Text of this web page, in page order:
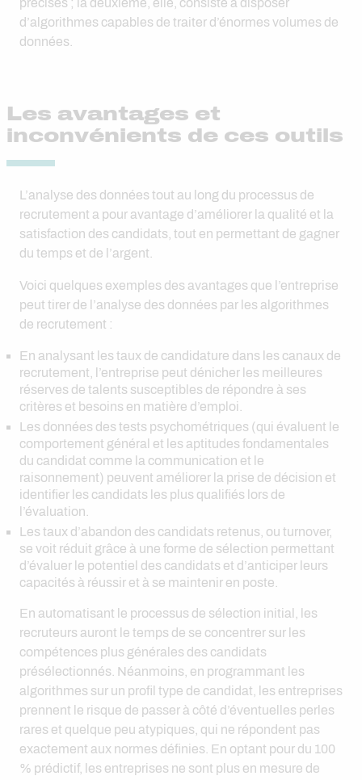
précises ; la deuxième, elle, consiste à disposer
d’algorithmes capables de traiter d’énormes volumes de
données.
Les avantages et
inconvénients de ces outils
L’analyse des données tout au long du processus de
recrutement a pour avantage d’améliorer la qualité et la
satisfaction des candidats, tout en permettant de gagner
du temps et de l’argent.
Voici quelques exemples des avantages que l’entreprise
peut tirer de l’analyse des données par les algorithmes
de recrutement :
En analysant les taux de candidature dans les canaux de
recrutement, l’entreprise peut dénicher les meilleures
réserves de talents susceptibles de répondre à ses
critères et besoins en matière d’emploi.
Les données des tests psychométriques (qui évaluent le
comportement général et les aptitudes fondamentales
du candidat comme la communication et le
raisonnement) peuvent améliorer la prise de décision et
identifier les candidats les plus qualifiés lors de
l’évaluation.
Les taux d’abandon des candidats retenus, ou turnover,
se voit réduit grâce à une forme de sélection permettant
d’évaluer le potentiel des candidats et d’anticiper leurs
capacités à réussir et à se maintenir en poste.
En automatisant le processus de sélection initial, les
recruteurs auront le temps de se concentrer sur les
compétences plus générales des candidats
présélectionnés. Néanmoins, en programmant les
algorithmes sur un profil type de candidat, les entreprises
prennent le risque de passer à côté d’éventuelles perles
rares et quelque peu atypiques, qui ne répondent pas
exactement aux normes définies. En optant pour du 100
% prédictif, les entreprises ne sont plus en mesure de